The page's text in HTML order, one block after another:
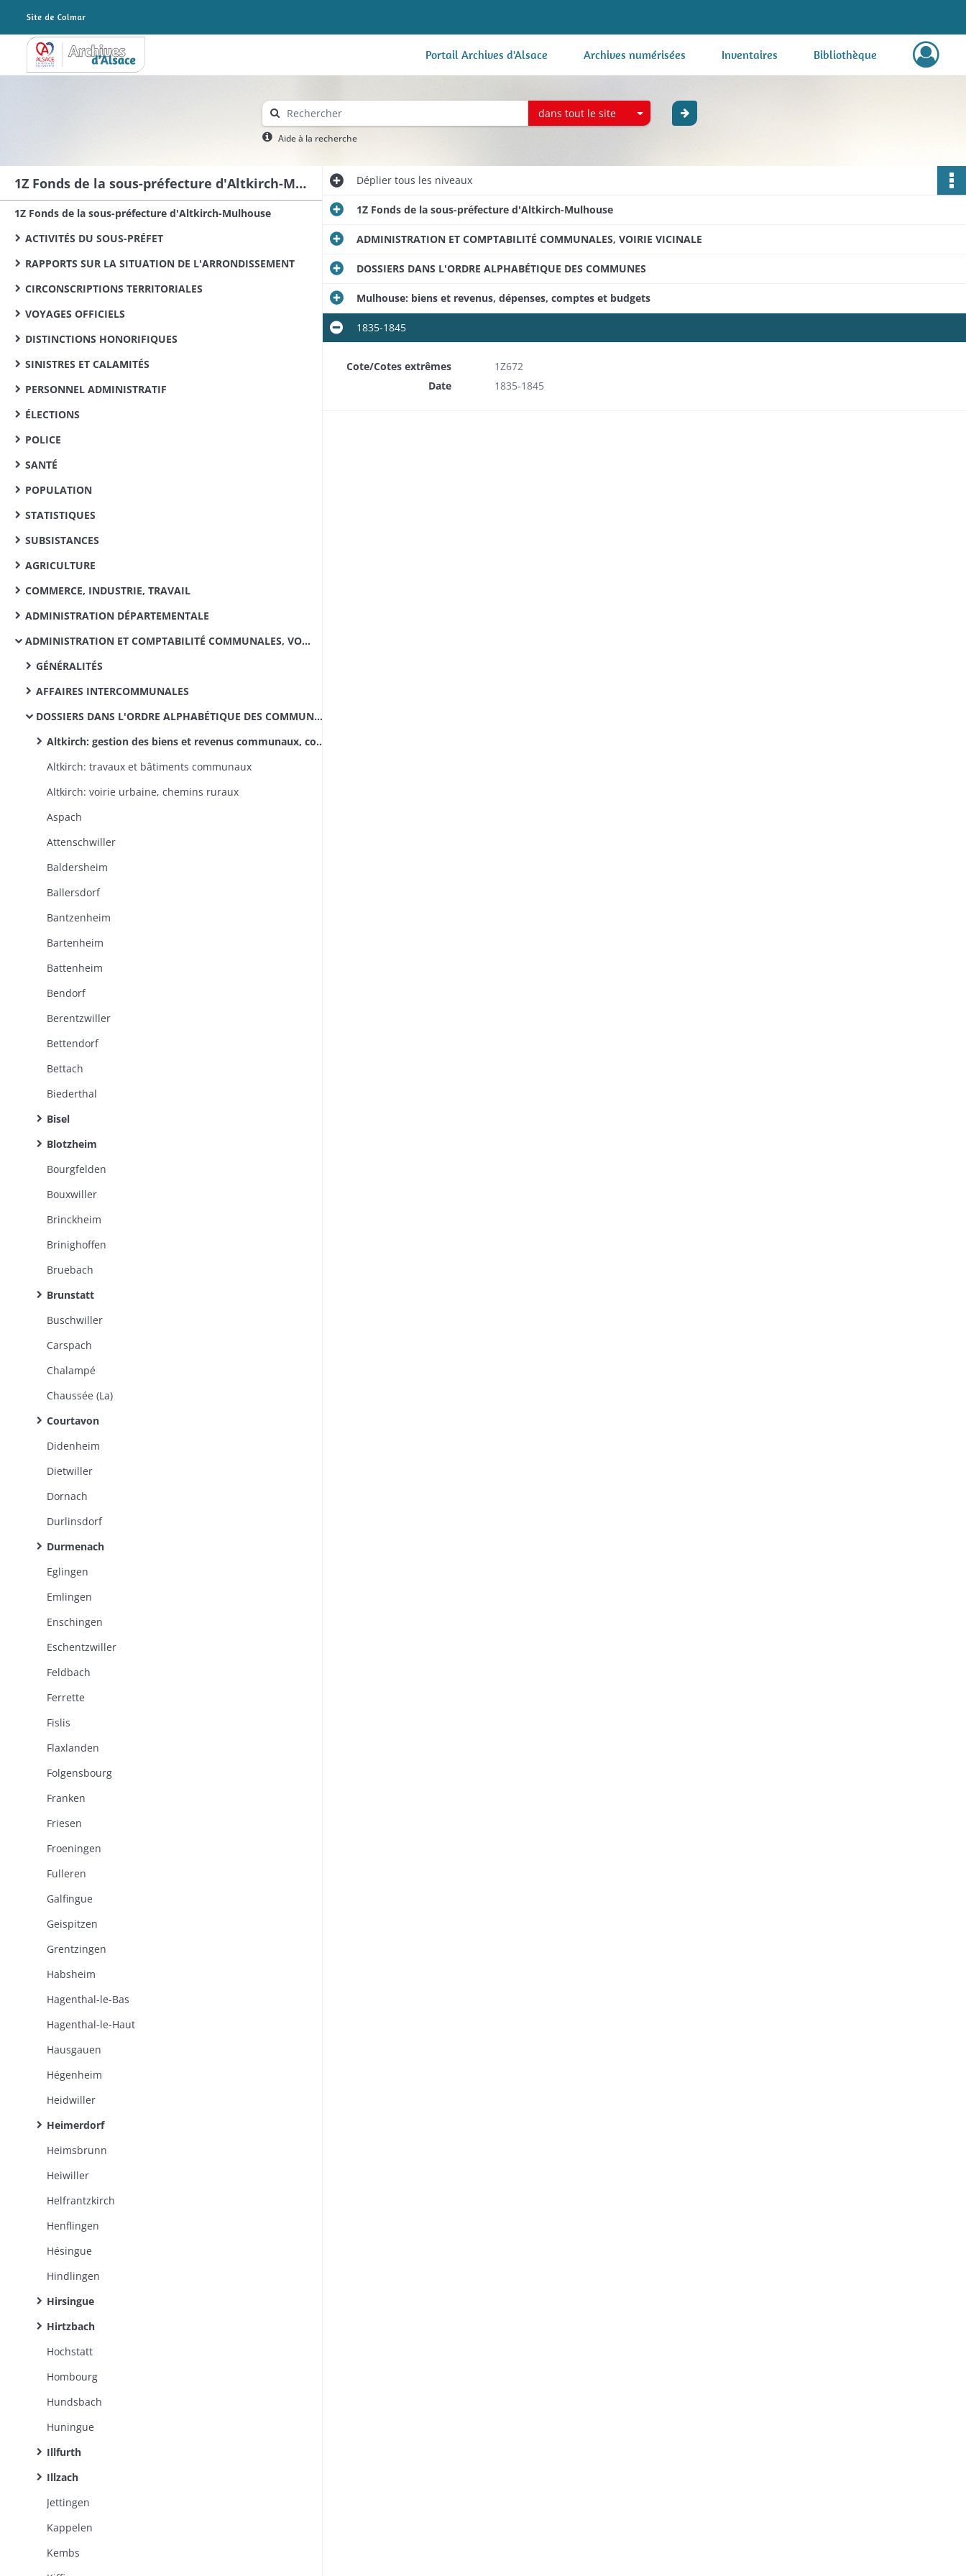
Archives Alsace - Colmar Portail Archives d'Alsace Archives numérisées Inventaires Bibliothèque
dans tout le site
Aide à la recherche
1Z Fonds de la sous-préfecture d'Altkirch-Mulhouse
1Z Fonds de la sous-préfecture d'Altkirch-Mulhouse
ACTIVITÉS DU SOUS-PRÉFET
RAPPORTS SUR LA SITUATION DE L'ARRONDISSEMENT
CIRCONSCRIPTIONS TERRITORIALES
VOYAGES OFFICIELS
DISTINCTIONS HONORIFIQUES
SINISTRES ET CALAMITÉS
PERSONNEL ADMINISTRATIF
ÉLECTIONS
POLICE
SANTÉ
POPULATION
STATISTIQUES
SUBSISTANCES
AGRICULTURE
COMMERCE, INDUSTRIE, TRAVAIL
ADMINISTRATION DÉPARTEMENTALE
ADMINISTRATION ET COMPTABILITÉ COMMUNALES, VOIRIE VICINALE
GÉNÉRALITÉS
AFFAIRES INTERCOMMUNALES
DOSSIERS DANS L'ORDRE ALPHABÉTIQUE DES COMMUNES
Altkirch: gestion des biens et revenus communaux, comptabilité, contentieux
Altkirch: travaux et bâtiments communaux
Altkirch: voirie urbaine, chemins ruraux
Aspach
Attenschwiller
Baldersheim
Ballersdorf
Bantzenheim
Bartenheim
Battenheim
Bendorf
Berentzwiller
Bettendorf
Bettach
Biederthal
Bisel
Blotzheim
Bourgfelden
Bouxwiller
Brinckheim
Brinighoffen
Bruebach
Brunstatt
Buschwiller
Carspach
Chalampé
Chaussée (La)
Courtavon
Didenheim
Dietwiller
Dornach
Durlinsdorf
Durmenach
Eglingen
Emlingen
Enschingen
Eschentzwiller
Feldbach
Ferrette
Fislis
Flaxlanden
Folgensbourg
Franken
Friesen
Froeningen
Fulleren
Galfingue
Geispitzen
Grentzingen
Habsheim
Hagenthal-le-Bas
Hagenthal-le-Haut
Hausgauen
Hégenheim
Heidwiller
Heimerdorf
Heimsbrunn
Heiwiller
Helfrantzkirch
Henflingen
Hésingue
Hindlingen
Hirsingue
Hirtzbach
Hochstatt
Hombourg
Hundsbach
Huningue
Illfurth
Illzach
Jettingen
Kappelen
Kembs
Dépliertous les niveaux
1Z Fonds de la sous-préfecture d'Altkirch-Mulhouse
ADMINISTRATION ET COMPTABILITÉ COMMUNALES, VOIRIE VICINALE
DOSSIERS DANS L'ORDRE ALPHABÉTIQUE DES COMMUNES
Mulhouse: biens et revenus, dépenses, comptes et budgets
1835-1845
Cote/Cotes extrêmes
1Z672
Date
1835-1845